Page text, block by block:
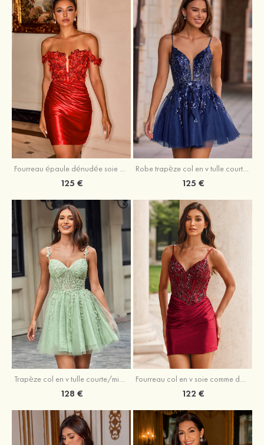
Fourreau épaule dénudée soie comme du satin courte/mini robe de fête de la rentrée
125 €
Robe trapèze col en v tulle courte/mini robe de fête de la rentrée avec poches paillettes
125 €
Trapèze col en v tulle courte/mini robe de fête de la rentrée avec perles
128 €
Fourreau col en v soie comme du satin courte/mini robe de fête de la rentrée avec paillettes
122 €